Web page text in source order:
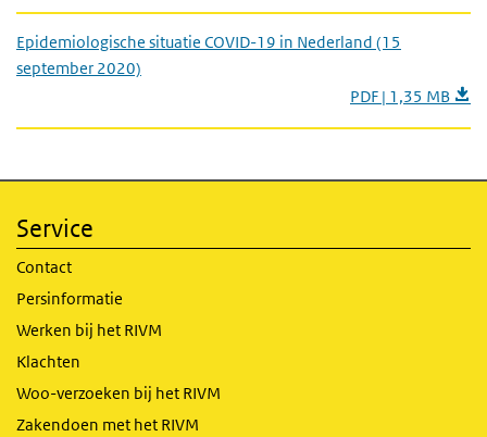
Epidemiologische situatie COVID-19 in Nederland (15
september 2020)
PDF | 1,35 MB
Service
Contact
Persinformatie
Werken bij het RIVM
Klachten
Woo-verzoeken bij het RIVM
Zakendoen met het RIVM